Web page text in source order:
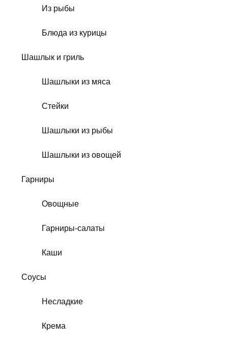
Из рыбы
Блюда из курицы
Шашлык и гриль
Шашлыки из мяса
Стейки
Шашлыки из рыбы
Шашлыки из овощей
Гарниры
Овощные
Гарниры-салаты
Каши
Соусы
Несладкие
Крема